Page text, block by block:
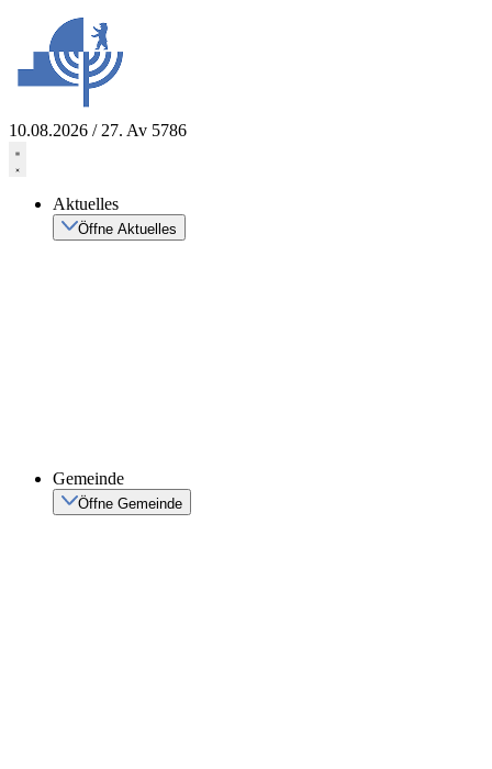
springen
10.08.2026 / 27. Av 5786
Aktuelles
Öffne Aktuelles
Gemeinde
Öffne Gemeinde